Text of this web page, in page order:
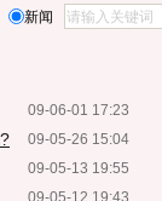
新闻
09-06-01 17:23
09-05-26 15:04
09-05-13 19:55
09-05-12 19:43